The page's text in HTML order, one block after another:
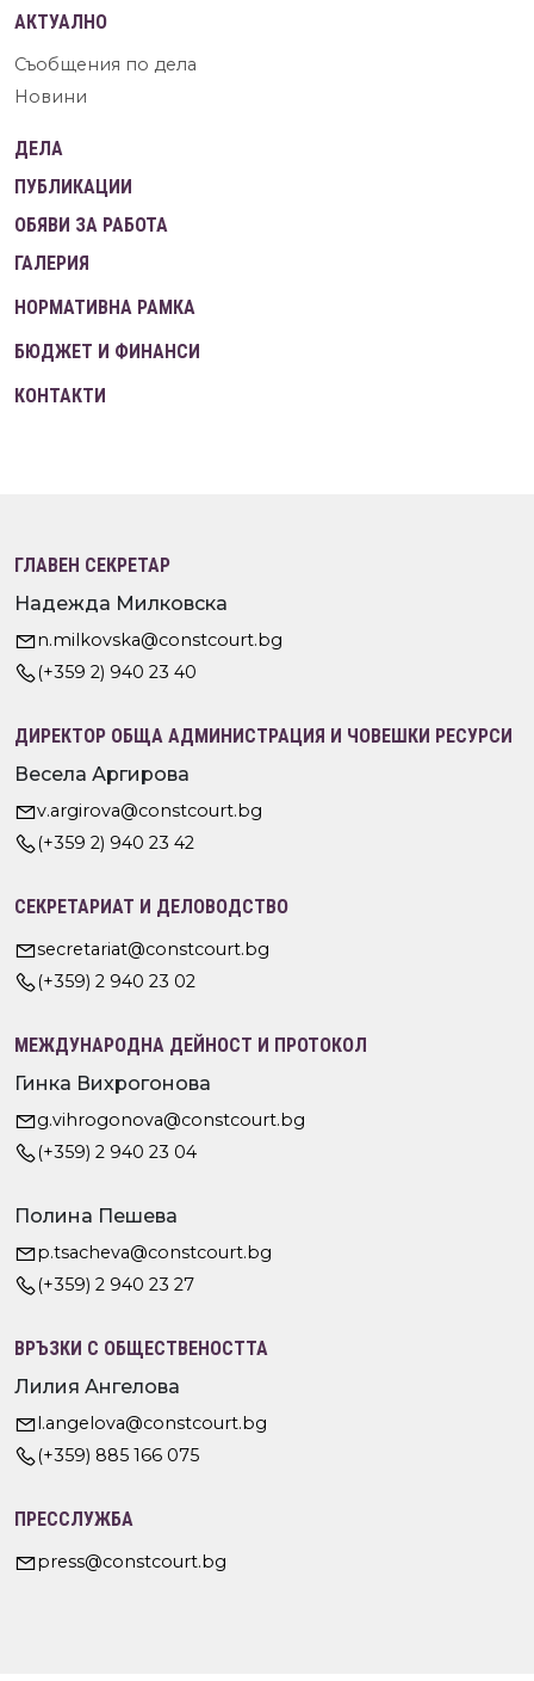
АКТУАЛНО
Съобщения по дела
Новини
ДЕЛА
ПУБЛИКАЦИИ
ОБЯВИ ЗА РАБОТА
ГАЛЕРИЯ
НОРМАТИВНА РАМКА
БЮДЖЕТ И ФИНАНСИ
КОНТАКТИ
ГЛАВЕН СЕКРЕТАР
Надежда Милковска
n.milkovska@constcourt.bg
(+359 2) 940 23 40
ДИРЕКТОР ОБЩА АДМИНИСТРАЦИЯ И ЧОВЕШКИ РЕСУРСИ
Весела Аргирова
v.argirova@constcourt.bg
(+359 2) 940 23 42
СЕКРЕТАРИАТ И ДЕЛОВОДСТВО
secretariat@constcourt.bg
(+359) 2 940 23 02
МЕЖДУНАРОДНА ДЕЙНОСТ И ПРОТОКОЛ
Гинка Вихрогонова
g.vihrogonova@constcourt.bg
(+359) 2 940 23 04
Полина Пешева
p.tsacheva@constcourt.bg
(+359) 2 940 23 27
ВРЪЗКИ С ОБЩЕСТВЕНОСТТА
Лилия Ангелова
l.angelova@constcourt.bg
(+359) 885 166 075
ПРЕССЛУЖБА
press@constcourt.bg